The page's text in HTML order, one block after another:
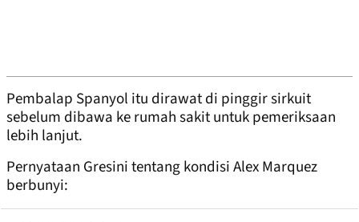
Pembalap Spanyol itu dirawat di pinggir sirkuit
sebelum dibawa ke rumah sakit untuk pemeriksaan
lebih lanjut.
Pernyataan Gresini tentang kondisi Alex Marquez
berbunyi: